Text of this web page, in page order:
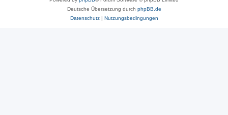
Deutsche Übersetzung durch phpBB.de
Datenschutz| Nutzungsbedingungen